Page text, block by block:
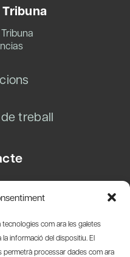
com ara les galetes
informació del dispositiu. El
processar dades com ara
treball